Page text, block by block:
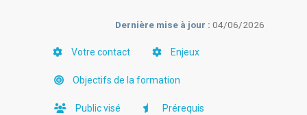
Dernière mise à jour : 04/06/2026
Votre contact Enjeux
Objectifs de la formation
Public visé Prérequis